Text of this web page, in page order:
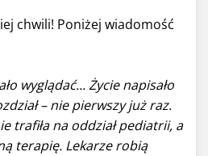
chwili! Poniżej wiadomość
wyglądać... Życie napisało
– nie pierwszy już raz.
trafiła na oddział pediatrii, a
terapię. Lekarze robią